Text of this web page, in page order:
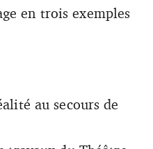
en trois exemples
au secours de